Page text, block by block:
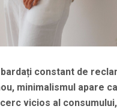
constant de
minimalismul apare
vicios al